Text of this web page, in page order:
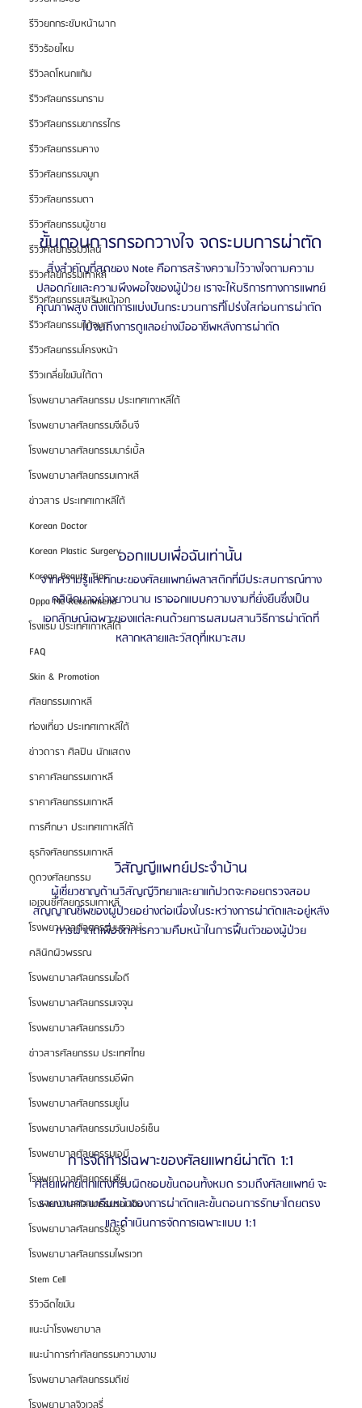
รีวิวยกกระชับหน้าผาก
รีวิวร้อยไหม
รีวิวลดโหนกแก้ม
รีวิวศัลยกรรมกราม
รีวิวศัลยกรรมขากรรไกร
รีวิวศัลยกรรมคาง
รีวิวศัลยกรรมจมูก
รีวิวศัลยกรรมตา
รีวิวศัลยกรรมผู้ชาย
รีวิวศัลยกรรมวีไลน์
รีวิวศัลยกรรมเกาหลี
รีวิวศัลยกรรมเสริมหน้าอก
รีวิวศัลยกรรมแก้จมูก
รีวิวศัลยกรรมโครงหน้า
รีวิวเกลี่ยไขมันใต้ตา
โรงพยาบาลศัลยกรรม ประเทศเกาหลีใต้
โรงพยาบาลศัลยกรรมจีเอ็นจี
โรงพยาบาลศัลยกรรมมาร์เบิ้ล
โรงพยาบาลศัลยกรรมเกาหลี
ข่าวสาร ประเทศเกาหลีใต้
Korean Doctor
Korean Plastic Surgery
Korean Beauty Tips
Oppa Me Recommend
โรงแรม ประเทศเกาหลีใต้
FAQ
Skin & Promotion
ศัลยกรรมเกาหลี
ท่องเที่ยว ประเทศเกาหลีใต้
ข่าวดารา ศิลปิน นักแสดง
ราคาศัลยกรรมเกาหลี
ราคาศัลยกรรมเกาหลี
การศึกษา ประเทศเกาหลีใต้
ธุรกิจศัลยกรรมเกาหลี
ดูดวงศัลยกรรม
เอเจนซี่ศัลยกรรมเกาหลี
โรงพยาบาลศัลยกรรมบราวน์
คลินิกผิวพรรณ
โรงพยาบาลศัลยกรรมไอดี
โรงพยาบาลศัลยกรรมเจจุน
โรงพยาบาลศัลยกรรมวิว
ข่าวสารศัลยกรรม ประเทศไทย
โรงพยาบาลศัลยกรรมอีพิก
โรงพยาบาลศัลยกรรมยูโน
โรงพยาบาลศัลยกรรมวันเปอร์เซ็น
โรงพยาบาลศัลยกรรมเอบี
โรงพยาบาลศัลยกรรมอียู
โรงพยาบาลศัลยกรรมวอนจิน
โรงพยาบาลศัลยกรรมอูรี
โรงพยาบาลศัลยกรรมไพรเวท
Stem Cell
รีวิวฉีดไขมัน
แนะนำโรงพยาบาล
แนะนำการทำศัลยกรรมความงาม
โรงพยาบาลศัลยกรรมดีเซ่
ขั้นตอนการกรอกวางใจ จดระบบการผ่าตัด
สิ่งสำคัญที่สุดของ Note คือการสร้างความไว้วางใจตามความ
ปลอดภัยและความพึงพอใจของผู้ป่วย เราจะให้บริการทางการแพทย์
คุณภาพสูง ตั้งแต่การแบ่งปันกระบวนการที่โปร่งใสก่อนการผ่าตัด
ไปจนถึงการดูแลอย่างมืออาชีพหลังการผ่าตัด
ออกแบบเพื่อฉันเท่านั้น
จากความรู้และทักษะของศัลยแพทย์พลาสติกที่มีประสบการณ์ทาง
คลินิกมาอย่างยาวนาน เราออกแบบความงามที่ยั่งยืนซึ่งเป็น
เอกลักษณ์เฉพาะของแต่ละคนด้วยการผสมผสานวิธีการผ่าตัดที่
หลากหลายและวัสดุที่เหมาะสม
วิสัญญีแพทย์ประจำบ้าน
ผู้เชี่ยวชาญด้านวิสัญญีวิทยาและยาแก้ปวดจะคอยตรวจสอบ
สัญญาณชีพของผู้ป่วยอย่างต่อเนื่องในระหว่างการผ่าตัดและอยู่หลัง
การผ่าตัดเพื่อจัดการความคืบหน้าในการฟื้นตัวของผู้ป่วย
การจัดการเฉพาะของศัลยแพทย์ผ่าตัด 1:1
ศัลยแพทย์ตกแต่งที่รับผิดชอบขั้นตอนทั้งหมด รวมถึงศัลยแพทย์ จะ
รายงานความคืบหน้าของการผ่าตัดและขั้นตอนการรักษาโดยตรง
และดำเนินการจัดการเฉพาะแบบ 1:1